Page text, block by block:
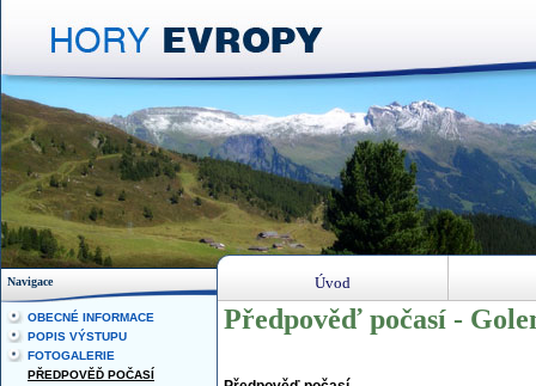
Předpověď počasí -
Navigace
OBECNÉ INFORMACE
POPIS VÝSTUPU
FOTOGALERIE
PŘEDPOVĚĎ POČASÍ
Úvod